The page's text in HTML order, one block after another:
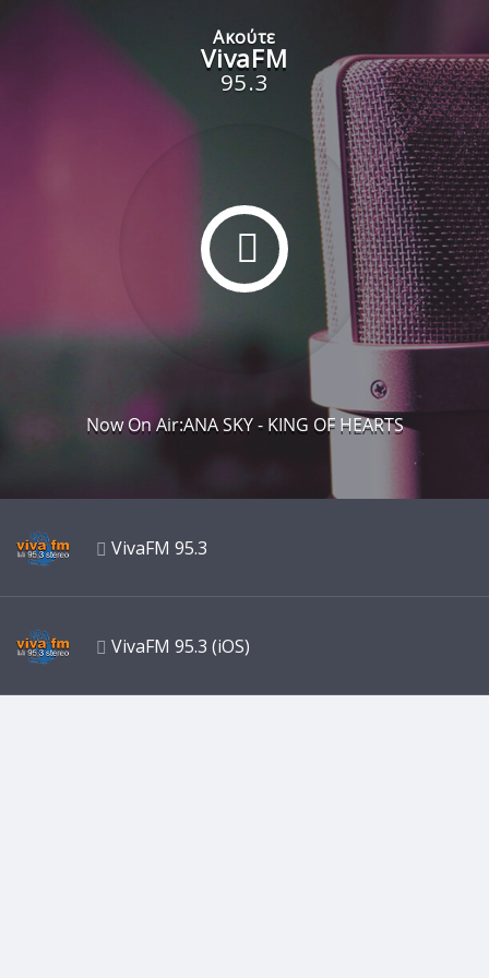
Ακούτε
VivaFM
95.3
VivaFM 95.3
VivaFM 95.3 (iOS)